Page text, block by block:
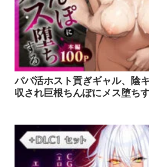
パパ活ホスト貢ぎギャル、陰
収され巨根ちんぽにメス堕ち